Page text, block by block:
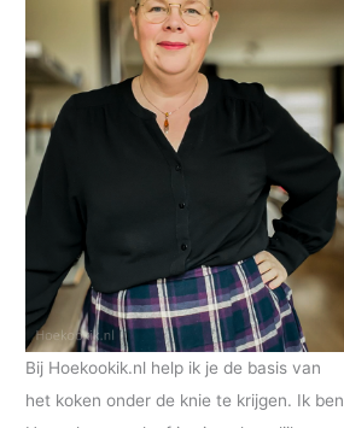
Bij Hoekookik.nl help ik je de basis van
het koken onder de knie te krijgen. Ik ben